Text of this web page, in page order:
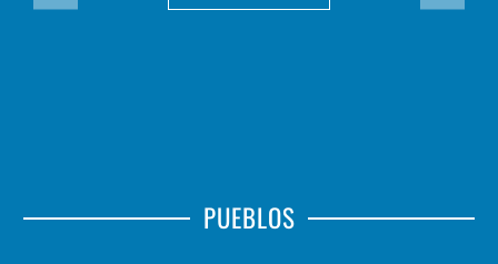
PUEBLOS